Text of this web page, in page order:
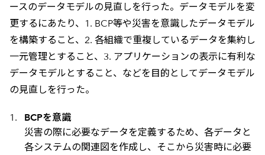
ースのデータモデルの見直しを行った。データモデルを変
更するにあたり、1. BCP等や災害を意識したデータモデル
を構築すること、2. 各組織で重複しているデータを集約し
一元管理とすること、3. アプリケーションの表示に有利な
データモデルとすること、などを目的としてデータモデル
の見直しを行った。
BCPを意識
災害の際に必要なデータを定義するため、各データと
各システムの関連図を作成し、そこから災害時に必要